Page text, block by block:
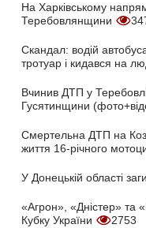
На Харківському
Теребовлянщини
Скандал: водій
тротуар і кидався на
Вчинив ДТП у
Гусятинщини
Смертельна ДТП на
життя 16-річного
У Донецькій області
«Агрон», «Дністер» та
Кубку України
2753